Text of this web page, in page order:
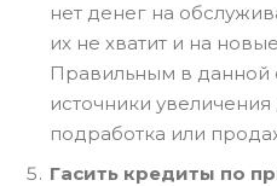
нет денег на
их не хватит и на
Правильным в данной
источники
подработка или
Гасить кредиты по